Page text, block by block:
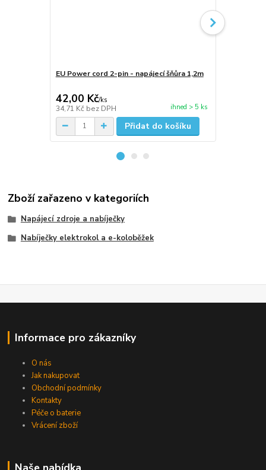
EU Power cord 2-pin - napájecí šňůra 1,2m
42,00 Kč/ks
34,71 Kč bez DPH ihned > 5 ks
Přidat do košíku
Zboží zařazeno v kategoriích
Napájecí zdroje a nabíječky
Nabíječky elektrokol a e-koloběžek
Informace pro zákazníky
O nás
Jak nakupovat
Obchodní podmínky
Kontakty
Péče o baterie
Vrácení zboží